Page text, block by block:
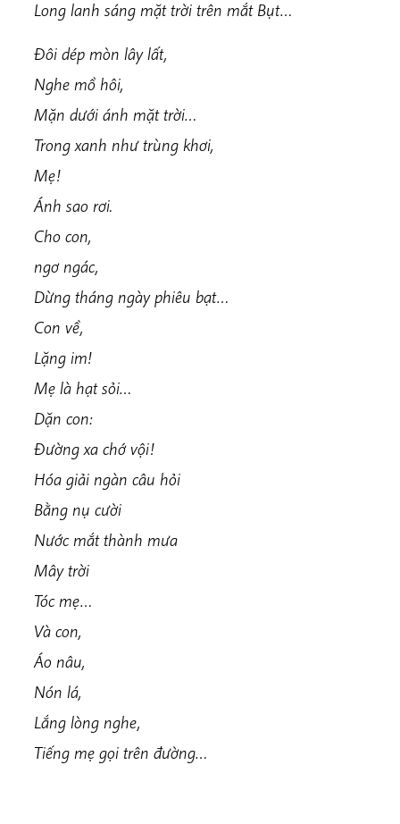
Long lanh sáng mặt trời trên mắt Bụt…
Đôi dép mòn lây lất,
Nghe mồ hôi,
Mặn dưới ánh mặt trời…
Trong xanh như trùng khơi,
Mẹ!
Ánh sao rơi.
Cho con,
ngơ ngác,
Dừng tháng ngày phiêu bạt…
Con về,
Lặng im!
Mẹ là hạt sỏi…
Dặn con:
Đường xa chớ vội!
Hóa giải ngàn câu hỏi
Bằng nụ cười
Nước mắt thành mưa
Mây trời
Tóc mẹ…
Và con,
Áo nâu,
Nón lá,
Lắng lòng nghe,
Tiếng mẹ gọi trên đường…